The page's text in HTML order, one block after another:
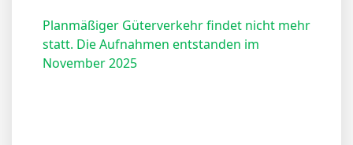
Planmäßiger Güterverkehr findet nicht mehr
statt. Die Aufnahmen entstanden im
November 2025